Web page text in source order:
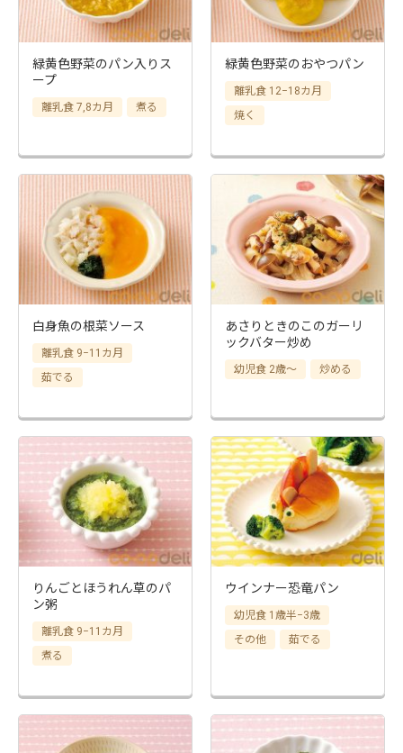
緑黄色野菜のパン入りス
ープ
離乳食 7,8カ月 煮る
緑黄色野菜のおやつパン
離乳食 12−18カ月
焼く
白身魚の根菜ソース
離乳食 9−11カ月
茹でる
あさりときのこのガーリ
ックバター炒め
幼児食 2歳～ 炒める
りんごとほうれん草のパ
ン粥
離乳食 9−11カ月
煮る
ウインナー恐竜パン
幼児食 1歳半−3歳
その他
茹でる